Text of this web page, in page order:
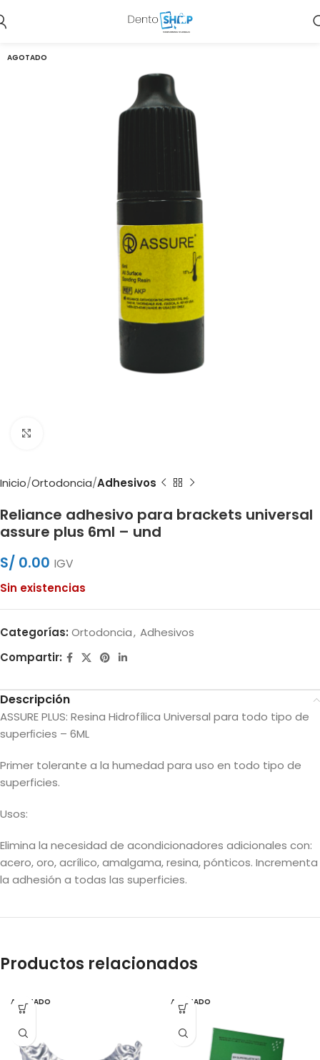
AGOTADO
Inicio Ortodoncia Adhesivos
Reliance adhesivo para brackets universal
assure plus 6ml – und
S/ 0.00 IGV
Sin existencias
Categorías: Ortodoncia, Adhesivos
Compartir:
Descripción
ASSURE PLUS: Resina Hidrofílica Universal para todo tipo de
superﬁcies – 6ML
Primer tolerante a la humedad para uso en todo tipo de
superficies.
Usos:
Elimina la necesidad de acondicionadores adicionales con:
acero, oro, acrílico, amalgama, resina, pónticos. Incrementa
la adhesión a todas las superficies.
Productos relacionados
AGOTADO AGOTADO